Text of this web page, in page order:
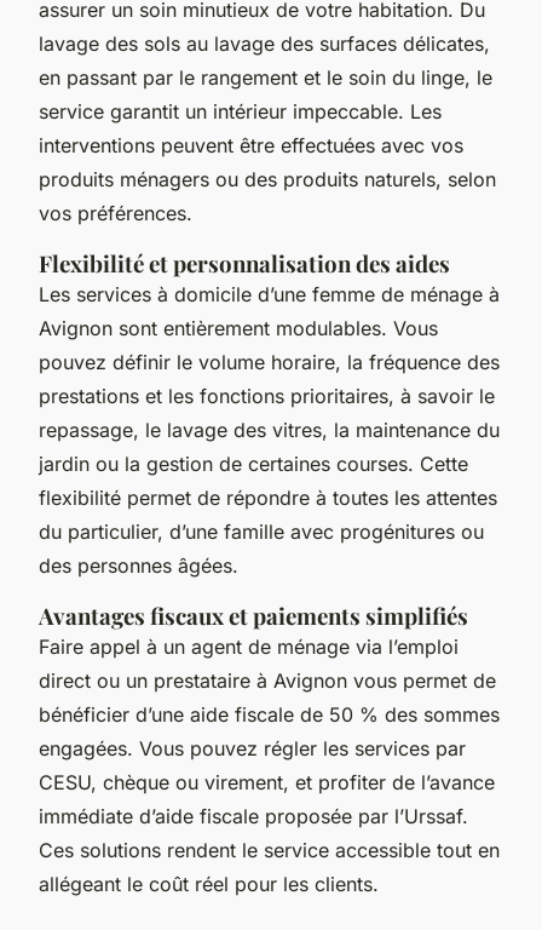
assurer un soin minutieux de votre habitation. Du
lavage des sols au lavage des surfaces délicates,
en passant par le rangement et le soin du linge, le
service garantit un intérieur impeccable. Les
interventions peuvent être effectuées avec vos
produits ménagers ou des produits naturels, selon
vos préférences.
Flexibilité et personnalisation des aides
Les services à domicile d’une femme de ménage à
Avignon sont entièrement modulables. Vous
pouvez définir le volume horaire, la fréquence des
prestations et les fonctions prioritaires, à savoir le
repassage, le lavage des vitres, la maintenance du
jardin ou la gestion de certaines courses. Cette
flexibilité permet de répondre à toutes les attentes
du particulier, d’une famille avec progénitures ou
des personnes âgées.
Avantages fiscaux et paiements simplifiés
Faire appel à un agent de ménage via l’emploi
direct ou un prestataire à Avignon vous permet de
bénéficier d’une aide fiscale de 50 % des sommes
engagées. Vous pouvez régler les services par
CESU, chèque ou virement, et profiter de l’avance
immédiate d’aide fiscale proposée par l’Urssaf.
Ces solutions rendent le service accessible tout en
allégeant le coût réel pour les clients.